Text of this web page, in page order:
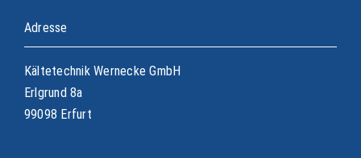
Adresse
Kältetechnik Wernecke GmbH
Erlgrund 8a
99098 Erfurt